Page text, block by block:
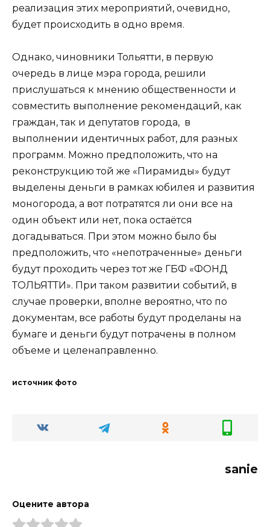
реализация этих мероприятий, очевидно,
будет происходить в одно время.
Однако, чиновники Тольятти, в первую
очередь в лице мэра города, решили
прислушаться к мнению общественности и
совместить выполнение рекомендаций, как
граждан, так и депутатов города, в
выполнении идентичных работ, для разных
программ. Можно предположить, что на
реконструкцию той же «Пирамиды» будут
выделены деньги в рамках юбилея и развития
моногорода, а вот потратятся ли они все на
один объект или нет, пока остаётся
догадываться. При этом можно было бы
предположить, что «непотраченные» деньги
будут проходить через тот же ГБФ «ФОНД
ТОЛЬЯТТИ». При таком развитии событий, в
случае проверки, вполне вероятно, что по
документам, все работы будут проделаны на
бумаге и деньги будут потрачены в полном
объеме и целенаправленно.
источник фото
sanie
Оцените автора